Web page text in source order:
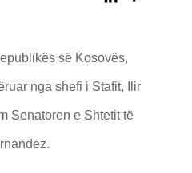
së Kosovës,
nga shefi i Stafit, Ilir
Senatoren e Shtetit të